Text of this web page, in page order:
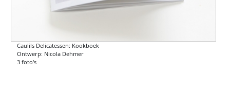
Caulils Delicatessen: Kookboek
Ontwerp: Nicola Dehmer
3 foto's